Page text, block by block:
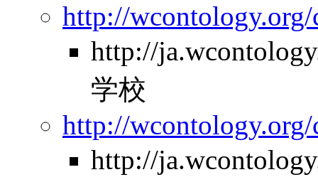
http://
http://
学校
http://wcontology.org/
http://